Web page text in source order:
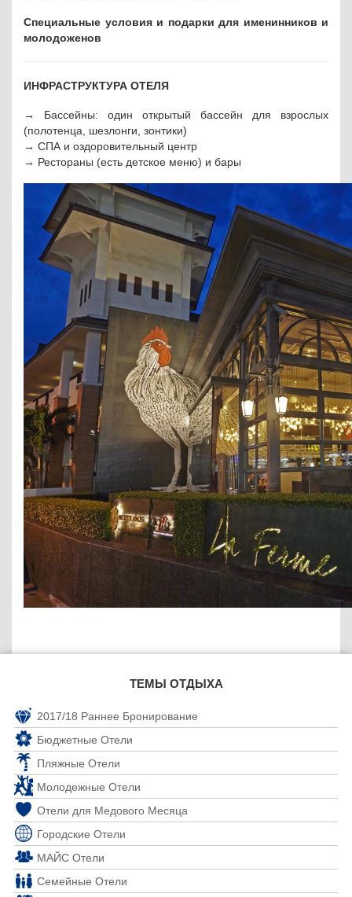
Специальные условия и подарки для именинников и
молодоженов
ИНФРАСТРУКТУРА ОТЕЛЯ
→ Бассейны: один открытый бассейн для взрослых
(полотенца, шезлонги, зонтики)
→ СПА и оздоровительный центр
→ Рестораны (есть детское меню) и бары
ТЕМЫ ОТДЫХА
2017/18 Раннее Бронирование
Бюджетные Отели
Пляжные Отели
Молодежные Отели
Отели для Медового Месяца
Городские Отели
МАЙС Отели
Семейные Отели